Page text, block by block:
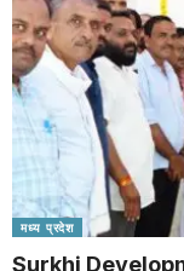
मध्य प्रदेश
Surkhi